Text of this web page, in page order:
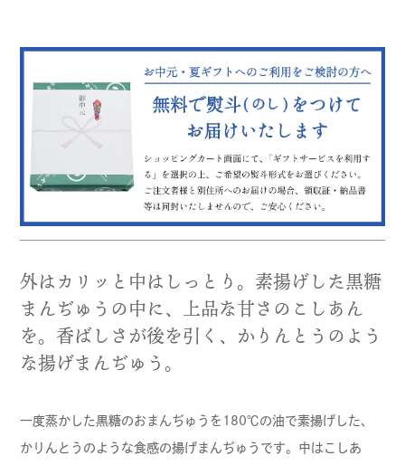
外はカリッと中はしっとり。素揚げした黒糖
まんぢゅうの中に、上品な甘さのこしあん
を。香ばしさが後を引く、かりんとうのよう
な揚げまんぢゅう。
一度蒸かした黒糖のおまんぢゅうを180℃の油で素揚げした、
かりんとうのような食感の揚げまんぢゅうです。中はこしあ